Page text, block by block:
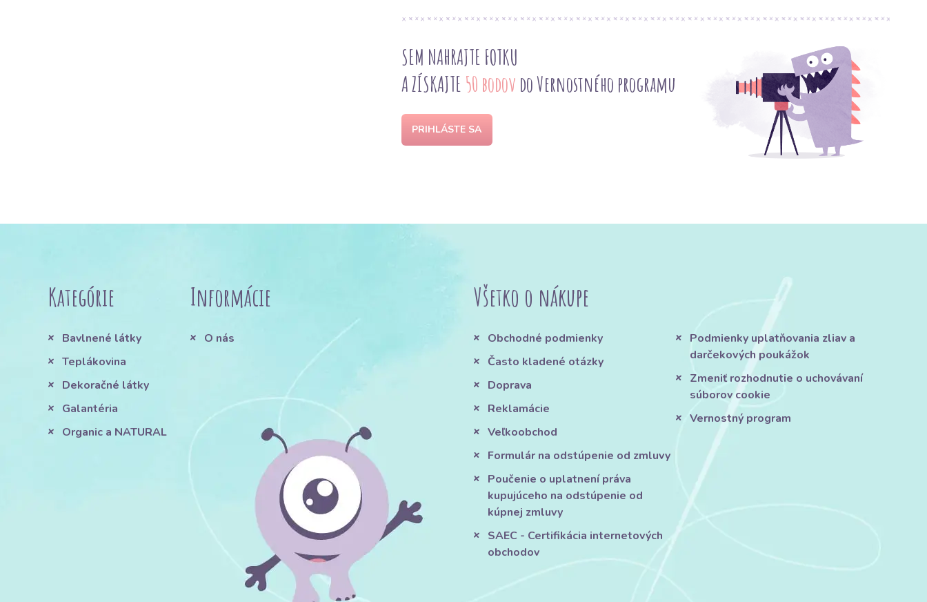
SEM NAHRAJTE FOTKU
A ZÍSKAJTE 50 bodov do Vernostného programu
PRIHLÁSTE SA
Kategórie
Bavlnené látky
Teplákovina
Dekoračné látky
Galantéria
Organic a NATURAL
Informácie
O nás
Všetko o nákupe
Obchodné podmienky
Často kladené otázky
Doprava
Reklamácie
Veľkoobchod
Formulár na odstúpenie od zmluvy
Poučenie o uplatnení práva
kupujúceho na odstúpenie od
kúpnej zmluvy
SAEC - Certifikácia internetových
obchodov
Podmienky uplatňovania zliav a
darčekových poukážok
Zmeniť rozhodnutie o uchovávaní
súborov cookie
Vernostný program